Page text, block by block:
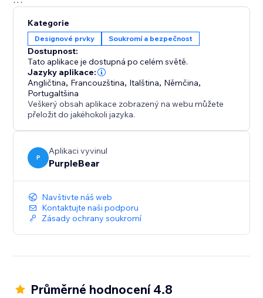
je vaše.
Kategorie
Designové prvky Soukromí a bezpečnost
Dostupnost:
Tato aplikace je dostupná po celém světě.
Jazyky aplikace:
Angličtina, Francouzština, Italština, Němčina,
Portugaltšina
Veškerý obsah aplikace zobrazený na webu můžete
přeložit do jakéhokoli jazyka.
P
Aplikaci vyvinul
PurpleBear
Navštivte náš web
Kontaktujte naši podporu
Zásady ochrany soukromí
Průměrné hodnocení 4.8